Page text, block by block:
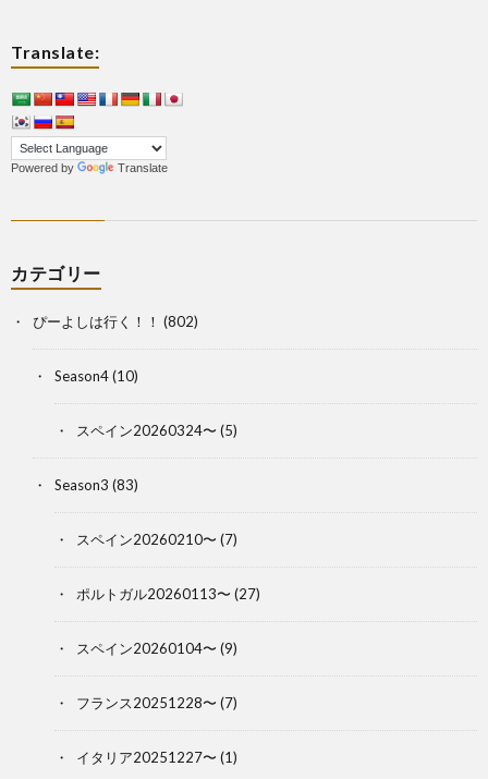
Translate:
Powered by Translate
カテゴリー
ぴーよしは行く！！ (802)
Season4(10)
スペイン20260324〜 (5)
Season3 (83)
スペイン20260210〜 (7)
ポルトガル20260113〜 (27)
スペイン20260104〜 (9)
フランス20251228〜 (7)
イタリア20251227〜 (1)